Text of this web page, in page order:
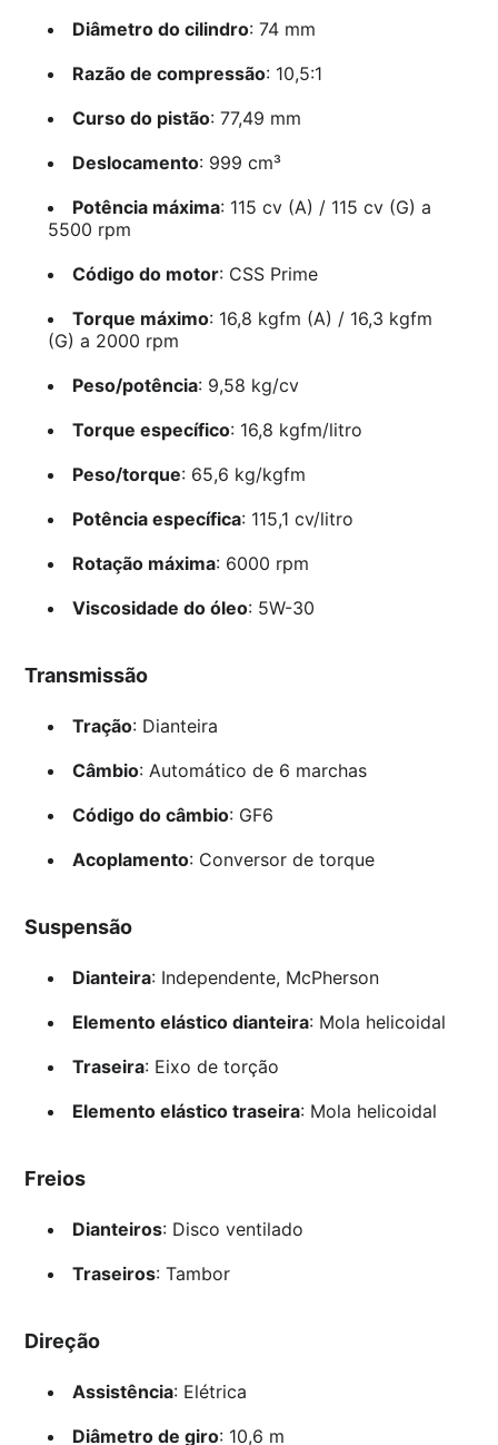
Diâmetro do cilindro: 74 mm
Razão de compressão: 10,5:1
Curso do pistão: 77,49 mm
Deslocamento: 999 cm³
Potência máxima: 115 cv (A) / 115 cv (G) a
5500 rpm
Código do motor: CSS Prime
Torque máximo: 16,8 kgfm (A) / 16,3 kgfm
(G) a 2000 rpm
Peso/potência: 9,58 kg/cv
Torque específico: 16,8 kgfm/litro
Peso/torque: 65,6 kg/kgfm
Potência específica: 115,1 cv/litro
Rotação máxima: 6000 rpm
Viscosidade do óleo: 5W-30
Transmissão
Tração: Dianteira
Câmbio: Automático de 6 marchas
Código do câmbio: GF6
Acoplamento: Conversor de torque
Suspensão
Dianteira: Independente, McPherson
Elemento elástico dianteira: Mola helicoidal
Traseira: Eixo de torção
Elemento elástico traseira: Mola helicoidal
Freios
Dianteiros: Disco ventilado
Traseiros: Tambor
Direção
Assistência: Elétrica
Diâmetro de giro: 10,6 m